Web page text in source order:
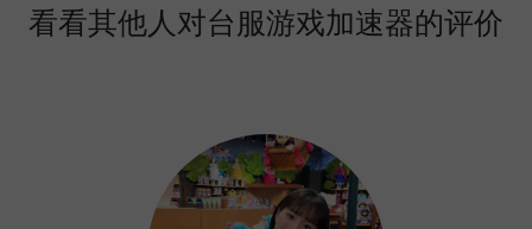
看看其他人对台服游戏加速器的评价